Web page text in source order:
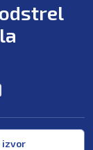
izvor